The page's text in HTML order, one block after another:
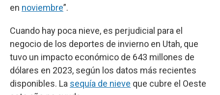
en noviembre”.
Cuando hay poca nieve, es perjudicial para el
negocio de los deportes de invierno en Utah, que
tuvo un impacto económico de 643 millones de
dólares en 2023, según los datos más recientes
disponibles. La sequía de nieve que cubre el Oeste